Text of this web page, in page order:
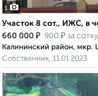
1
Участок 8 сот., ИЖС, в
660 000 ₽ 900 ₽ за сотку
Калининский район,
Собственник, 11.01.2023